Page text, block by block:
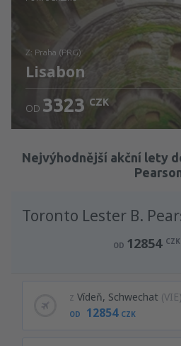
z: Praha (PRG)
Lisabon
Zjistěte detaily
OD 3323 CZK
Nejvýhodnější akční lety
Toronto Lester B.
OD 12854 CZK
z Vídeň, Schwechat (VIE)
OD 12854 CZK